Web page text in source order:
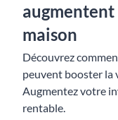
maison
Découvrez
peuvent booster la
Augmentez votre
rentable.